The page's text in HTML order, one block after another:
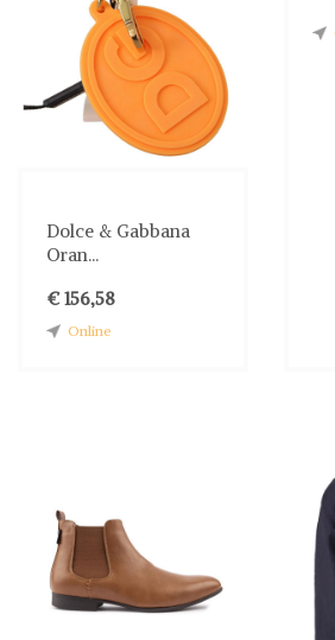
Dolce & Gabbana
Oran...
€ 156,58
Online